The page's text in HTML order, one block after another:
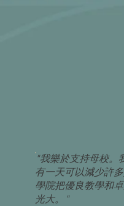
"我樂於支持母校。
有一天可以減少許
學院把優良教學和
光大。"